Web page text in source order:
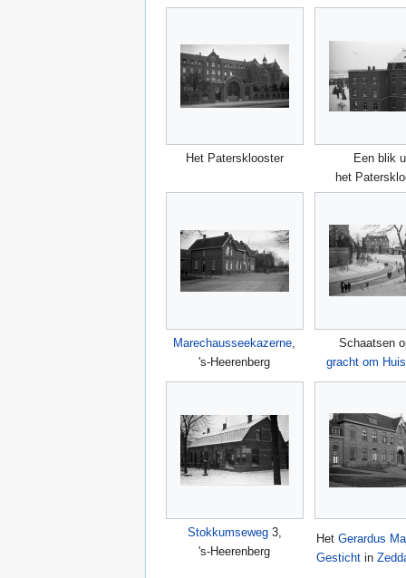
Het Patersklooster
Een blik
het
Marechausseekazerne
's-Heerenberg
Schaatsen
gracht om
Stokkumseweg3,
's-Heerenberg
Het Gerardus
Gesticht in